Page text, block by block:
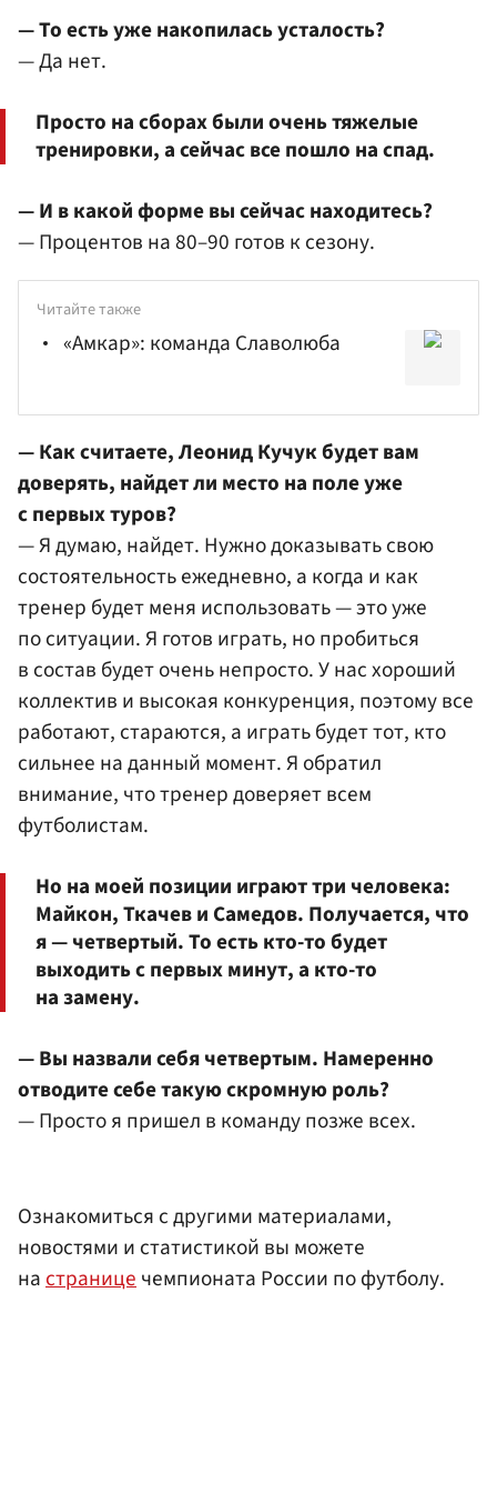
— То есть уже накопилась усталость?
— Да нет.
Просто на сборах были очень тяжелые
тренировки, а сейчас все пошло на спад.
— И в какой форме вы сейчас находитесь?
— Процентов на 80–90 готов к сезону.
Читайте также
«Амкар»: команда Славолюба
— Как считаете, Леонид Кучук будет вам
доверять, найдет ли место на поле уже
с первых туров?
— Я думаю, найдет. Нужно доказывать свою
состоятельность ежедневно, а когда и как
тренер будет меня использовать — это уже
по ситуации. Я готов играть, но пробиться
в состав будет очень непросто. У нас хороший
коллектив и высокая конкуренция, поэтому все
работают, стараются, а играть будет тот, кто
сильнее на данный момент. Я обратил
внимание, что тренер доверяет всем
футболистам.
Но на моей позиции играют три человека:
Майкон, Ткачев и Самедов. Получается, что
я — четвертый. То есть кто-то будет
выходить с первых минут, а кто-то
на замену.
— Вы назвали себя четвертым. Намеренно
отводите себе такую скромную роль?
— Просто я пришел в команду позже всех.
Ознакомиться с другими материалами,
новостями и статистикой вы можете
настраницечемпионата России по футболу.